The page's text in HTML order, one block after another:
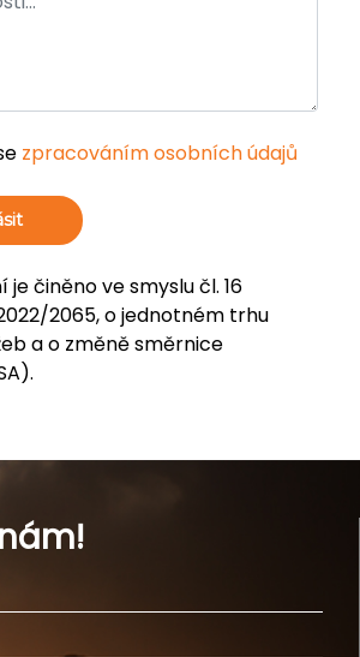
zpracováním osobních údajů
činěno ve smyslu čl. 16
2065, o jednotném trhu
a o změně směrnice
nám!